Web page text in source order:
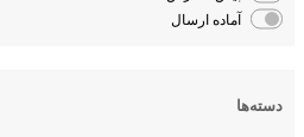
آماده ارسال
دسته‌ها